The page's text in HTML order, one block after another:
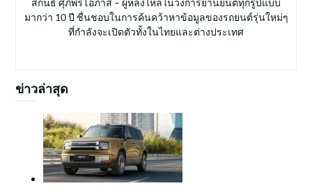
สกนธ์ ศุภพรโอภาส – ผู้หลงไหลในวงการยานยนต์ทุกรูปแบบ
มากว่า 10 ปี ชื่นชอบในการค้นคว้าหาข้อมูลของรถยนต์รุ่นใหม่ๆ
ที่กำลังจะเปิดตัวทั้งในไทยและต่างประเทศ
ข่าวล่าสุด